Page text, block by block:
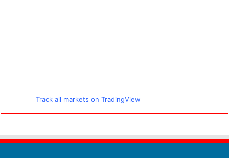
Track all markets on TradingView